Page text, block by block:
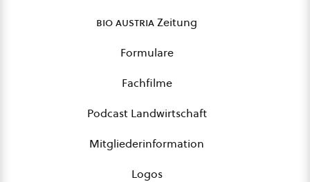
bio austriaZeitung
Formulare
Fachfilme
Podcast Landwirtschaft
Mitgliederinformation
Logos